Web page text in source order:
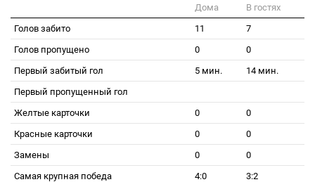
Дома
В гостях
Голов забито
11
7
Голов пропущено
0
0
Первый забитый гол
5 мин.
14 мин.
Первый пропущенный гол
Желтые карточки
0
0
Красные карточки
0
0
Замены
0
0
Самая крупная победа
4:0
3:2